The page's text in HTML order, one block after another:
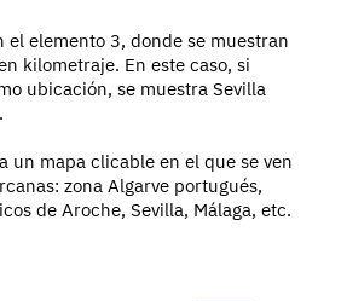
el elemento 3, donde se muestran
kilometraje. En este caso, si
ubicación, se muestra Sevilla
un mapa clicable en el que se ven
zona Algarve portugués,
de Aroche, Sevilla, Málaga, etc.